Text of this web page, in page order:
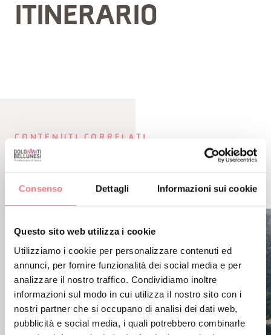
Consenso Dettagli Informazioni sui cookie
Questo sito web utilizza i cookie
Utilizziamo i cookie per personalizzare contenuti ed
annunci, per fornire funzionalità dei social media e per
analizzare il nostro traffico. Condividiamo inoltre
informazioni sul modo in cui utilizza il nostro sito con i
nostri partner che si occupano di analisi dei dati web,
pubblicità e social media, i quali potrebbero combinarle
ITINERARIO
CONTENUTI CORRELATI
POTREBBE PIACERTI
ANCHE